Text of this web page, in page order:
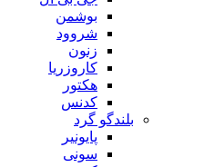
بوشمن
شروود
زنون
کاروزریا
هکتور
کدنس
بلندگو گرد
پایونیر
سونی